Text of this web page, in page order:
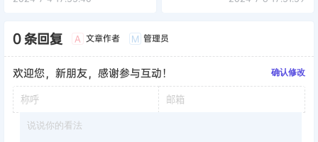
0 条回复 A 文章作者 M 管理员
欢迎您，新朋友，感谢参与互动！ 确认修改